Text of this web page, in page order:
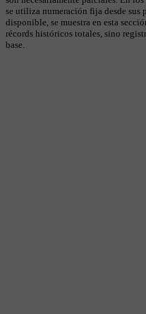
se utiliza numeración fija desde sus
disponible, se muestra en esta
récords históricos totales, sino
base.